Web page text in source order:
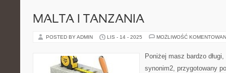
MALTA I TANZANIA
POSTED BY ADMIN LIS - 14 - 2025 MOŻLIWOŚĆ
Poniżej masz bardzo
synonim2, przygotowany